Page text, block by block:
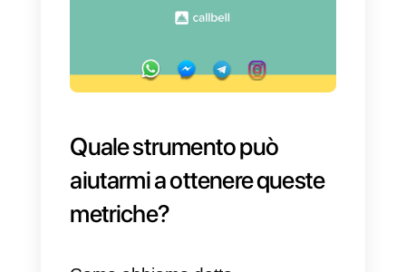
tempo medio di gestione tra gli
pratica gestita.
Se ti stai chiedendo con quale
strumento puoi ottenere tutte
queste metriche, puoi farlo con